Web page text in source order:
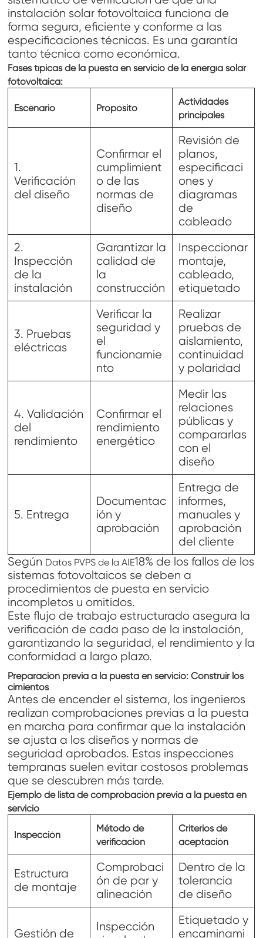
instalación solar fotovoltaica funciona de
forma segura, eficiente y conforme a las
especificaciones técnicas. Es una garantía
tanto técnica como económica.
Fases típicas de la puesta en servicio de la energía solar
fotovoltaica:
Escenario Propósito
Actividades
principales
1.
Verificación
del diseño
Confirmar el
cumplimient
o de las
normas de
diseño
Revisión de
planos,
especificaci
ones y
diagramas
de
cableado
2.
Inspección
de la
instalación
Garantizar la
calidad de
la
construcción
Inspeccionar
montaje,
cableado,
etiquetado
3. Pruebas
eléctricas
Verificar la
seguridad y
el
funcionamie
nto
Realizar
pruebas de
aislamiento,
continuidad
y polaridad
4. Validación
del
rendimiento
Confirmar el
rendimiento
energético
Medir las
relaciones
públicas y
compararlas
con el
diseño
5. Entrega
Documentac
ión y
aprobación
Entrega de
informes,
manuales y
aprobación
del cliente
Según Datos PVPS de la AIE18% de los fallos de los
sistemas fotovoltaicos se deben a
procedimientos de puesta en servicio
incompletos u omitidos.
Este flujo de trabajo estructurado asegura la
verificación de cada paso de la instalación,
garantizando la seguridad, el rendimiento y la
conformidad a largo plazo.
Preparación previa a la puesta en servicio: Construir los
cimientos
Antes de encender el sistema, los ingenieros
realizan comprobaciones previas a la puesta
en marcha para confirmar que la instalación
se ajusta a los diseños y normas de
seguridad aprobados. Estas inspecciones
tempranas suelen evitar costosos problemas
que se descubren más tarde.
Ejemplo de lista de comprobación previa a la puesta en
servicio
Inspección
Método de
verificación
Criterios de
aceptación
Estructura
de montaje
Comprobaci
ón de par y
alineación
Dentro de la
tolerancia
de diseño
Gestión de
Inspección
Etiquetado y
encaminami